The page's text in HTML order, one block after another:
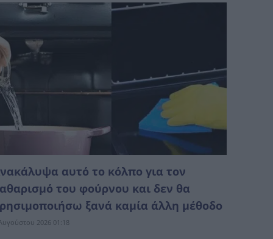
αυτό το κόλπο για τον
του φούρνου και δεν θα
ξανά καμία άλλη μέθοδο
2026 01:18